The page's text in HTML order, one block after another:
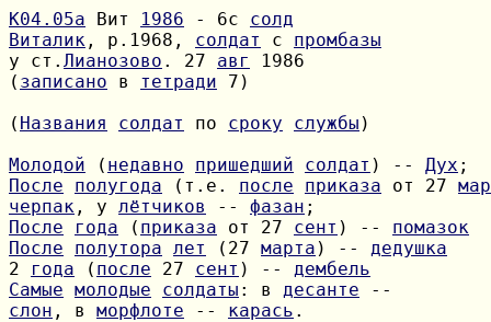
К04.05а Вит 1986 - 6с солд
Виталик , р.1968, солдат с промбазы
у ст. Лианозово . 27 авг
( записано в тетради 7)
( Названия солдат по сроку службы )
Молодой ( недавно пришедший солдат ) -- Дух
После
полугода (т.е. после приказа от 27
черпак , у лётчиков -- фазан
После
года ( приказа от 27 сент ) -- помазок
После
полутора лет (27 марта ) -- дедушка
2
года ( после 27 сент ) -- дембель
Самые молодые солдаты : в десанте
слон , в морфлоте -- карась .